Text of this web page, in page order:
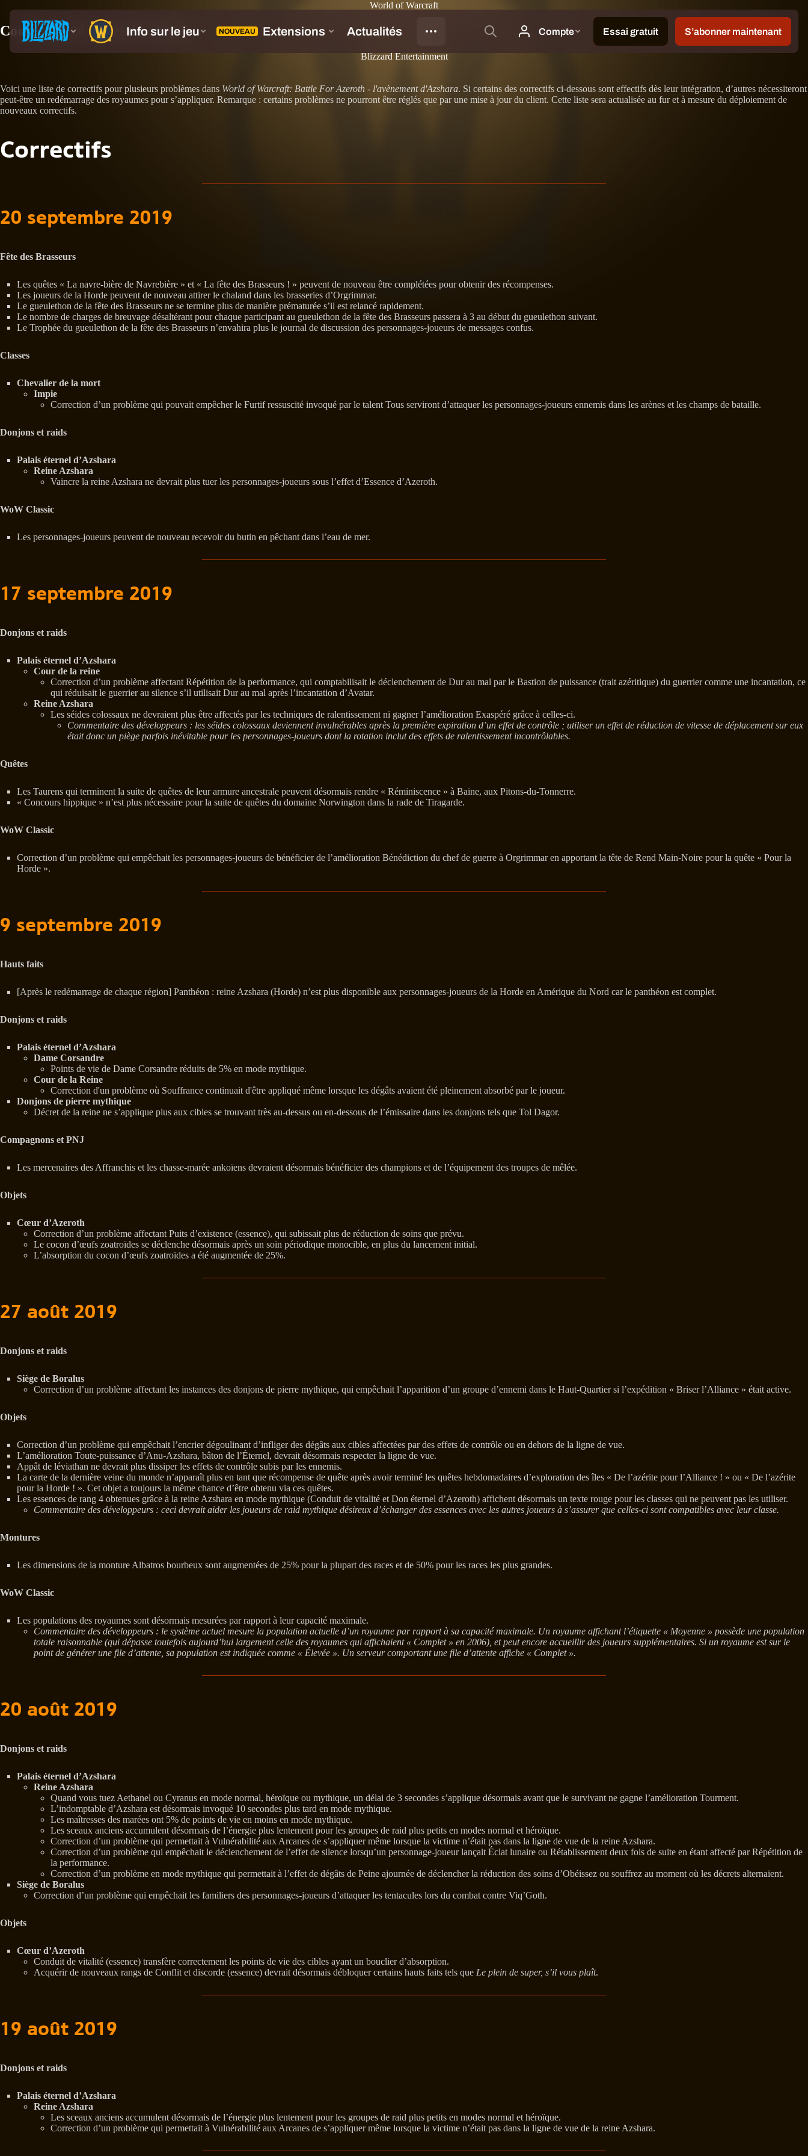
World of Warcraft
Correctifs, 20 septembre 2019
Blizzard Entertainment
Voici une liste de correctifs pour plusieurs problèmes dans World of Warcraft: Battle For Azeroth - l'avènement d'Azshara. Si certains des correctifs ci-dessous sont effectifs dès leur intégration, d’autres nécessiteront
peut-être un redémarrage des royaumes pour s’appliquer. Remarque : certains problèmes ne pourront être réglés que par une mise à jour du client. Cette liste sera actualisée au fur et à mesure du déploiement de
nouveaux correctifs.
Correctifs
20 septembre 2019
Fête des Brasseurs
Les quêtes « La navre-bière de Navrebière » et « La fête des Brasseurs ! » peuvent de nouveau être complétées pour obtenir des récompenses.
Les joueurs de la Horde peuvent de nouveau attirer le chaland dans les brasseries d’Orgrimmar.
Le gueulethon de la fête des Brasseurs ne se termine plus de manière prématurée s’il est relancé rapidement.
Le nombre de charges de breuvage désaltérant pour chaque participant au gueulethon de la fête des Brasseurs passera à 3 au début du gueulethon suivant.
Le Trophée du gueulethon de la fête des Brasseurs n’envahira plus le journal de discussion des personnages-joueurs de messages confus.
Classes
Chevalier de la mort
Impie
Correction d’un problème qui pouvait empêcher le Furtif ressuscité invoqué par le talent Tous serviront d’attaquer les personnages-joueurs ennemis dans les arènes et les champs de bataille.
Donjons et raids
Palais éternel d’Azshara
Reine Azshara
Vaincre la reine Azshara ne devrait plus tuer les personnages-joueurs sous l’effet d’Essence d’Azeroth.
WoW Classic
Les personnages-joueurs peuvent de nouveau recevoir du butin en pêchant dans l’eau de mer.
17 septembre 2019
Donjons et raids
Palais éternel d’Azshara
Cour de la reine
Correction d’un problème affectant Répétition de la performance, qui comptabilisait le déclenchement de Dur au mal par le Bastion de puissance (trait azéritique) du guerrier comme une incantation, ce
qui réduisait le guerrier au silence s’il utilisait Dur au mal après l’incantation d’Avatar.
Reine Azshara
Les séides colossaux ne devraient plus être affectés par les techniques de ralentissement ni gagner l’amélioration Exaspéré grâce à celles-ci.
Commentaire des développeurs : les séides colossaux deviennent invulnérables après la première expiration d’un effet de contrôle ; utiliser un effet de réduction de vitesse de déplacement sur eux
était donc un piège parfois inévitable pour les personnages-joueurs dont la rotation inclut des effets de ralentissement incontrôlables.
Quêtes
Les Taurens qui terminent la suite de quêtes de leur armure ancestrale peuvent désormais rendre « Réminiscence » à Baine, aux Pitons-du-Tonnerre.
« Concours hippique » n’est plus nécessaire pour la suite de quêtes du domaine Norwington dans la rade de Tiragarde.
WoW Classic
Correction d’un problème qui empêchait les personnages-joueurs de bénéficier de l’amélioration Bénédiction du chef de guerre à Orgrimmar en apportant la tête de Rend Main-Noire pour la quête « Pour la
Horde ».
9 septembre 2019
Hauts faits
[Après le redémarrage de chaque région] Panthéon : reine Azshara (Horde) n’est plus disponible aux personnages-joueurs de la Horde en Amérique du Nord car le panthéon est complet.
Donjons et raids
Palais éternel d’Azshara
Dame Corsandre
Points de vie de Dame Corsandre réduits de 5% en mode mythique.
Cour de la Reine
Correction d'un problème où Souffrance continuait d'être appliqué même lorsque les dégâts avaient été pleinement absorbé par le joueur.
Donjons de pierre mythique
Décret de la reine ne s’applique plus aux cibles se trouvant très au-dessus ou en-dessous de l’émissaire dans les donjons tels que Tol Dagor.
Compagnons et PNJ
Les mercenaires des Affranchis et les chasse-marée ankoïens devraient désormais bénéficier des champions et de l’équipement des troupes de mêlée.
Objets
Cœur d’Azeroth
Correction d’un problème affectant Puits d’existence (essence), qui subissait plus de réduction de soins que prévu.
Le cocon d’œufs zoatroïdes se déclenche désormais après un soin périodique monocible, en plus du lancement initial.
L’absorption du cocon d’œufs zoatroïdes a été augmentée de 25%.
27 août 2019
Donjons et raids
Siège de Boralus
Correction d’un problème affectant les instances des donjons de pierre mythique, qui empêchait l’apparition d’un groupe d’ennemi dans le Haut-Quartier si l’expédition « Briser l’Alliance » était active.
Objets
Correction d’un problème qui empêchait l’encrier dégoulinant d’infliger des dégâts aux cibles affectées par des effets de contrôle ou en dehors de la ligne de vue.
L’amélioration Toute-puissance d’Anu-Azshara, bâton de l’Éternel, devrait désormais respecter la ligne de vue.
Appât de léviathan ne devrait plus dissiper les effets de contrôle subis par les ennemis.
La carte de la dernière veine du monde n’apparaît plus en tant que récompense de quête après avoir terminé les quêtes hebdomadaires d’exploration des îles « De l’azérite pour l’Alliance ! » ou « De l’azérite
pour la Horde ! ». Cet objet a toujours la même chance d’être obtenu via ces quêtes.
Les essences de rang 4 obtenues grâce à la reine Azshara en mode mythique (Conduit de vitalité et Don éternel d’Azeroth) affichent désormais un texte rouge pour les classes qui ne peuvent pas les utiliser.
Commentaire des développeurs : ceci devrait aider les joueurs de raid mythique désireux d’échanger des essences avec les autres joueurs à s’assurer que celles-ci sont compatibles avec leur classe.
Montures
Les dimensions de la monture Albatros bourbeux sont augmentées de 25% pour la plupart des races et de 50% pour les races les plus grandes.
WoW Classic
Les populations des royaumes sont désormais mesurées par rapport à leur capacité maximale.
Commentaire des développeurs : le système actuel mesure la population actuelle d’un royaume par rapport à sa capacité maximale. Un royaume affichant l’étiquette « Moyenne » possède une population
totale raisonnable (qui dépasse toutefois aujourd’hui largement celle des royaumes qui affichaient « Complet » en 2006), et peut encore accueillir des joueurs supplémentaires. Si un royaume est sur le
point de générer une file d’attente, sa population est indiquée comme « Élevée ». Un serveur comportant une file d’attente affiche « Complet ».
20 août 2019
Donjons et raids
Palais éternel d’Azshara
Reine Azshara
Quand vous tuez Aethanel ou Cyranus en mode normal, héroïque ou mythique, un délai de 3 secondes s’applique désormais avant que le survivant ne gagne l’amélioration Tourment.
L’indomptable d’Azshara est désormais invoqué 10 secondes plus tard en mode mythique.
Les maîtresses des marées ont 5% de points de vie en moins en mode mythique.
Les sceaux anciens accumulent désormais de l’énergie plus lentement pour les groupes de raid plus petits en modes normal et héroïque.
Correction d’un problème qui permettait à Vulnérabilité aux Arcanes de s’appliquer même lorsque la victime n’était pas dans la ligne de vue de la reine Azshara.
Correction d’un problème qui empêchait le déclenchement de l’effet de silence lorsqu’un personnage-joueur lançait Éclat lunaire ou Rétablissement deux fois de suite en étant affecté par Répétition de
la performance.
Correction d’un problème en mode mythique qui permettait à l’effet de dégâts de Peine ajournée de déclencher la réduction des soins d’Obéissez ou souffrez au moment où les décrets alternaient.
Siège de Boralus
Correction d’un problème qui empêchait les familiers des personnages-joueurs d’attaquer les tentacules lors du combat contre Viq’Goth.
Objets
Cœur d’Azeroth
Conduit de vitalité (essence) transfère correctement les points de vie des cibles ayant un bouclier d’absorption.
Acquérir de nouveaux rangs de Conflit et discorde (essence) devrait désormais débloquer certains hauts faits tels que Le plein de super, s’il vous plaît.
19 août 2019
Donjons et raids
Palais éternel d’Azshara
Reine Azshara
Les sceaux anciens accumulent désormais de l’énergie plus lentement pour les groupes de raid plus petits en modes normal et héroïque.
Correction d’un problème qui permettait à Vulnérabilité aux Arcanes de s’appliquer même lorsque la victime n’était pas dans la ligne de vue de la reine Azshara.